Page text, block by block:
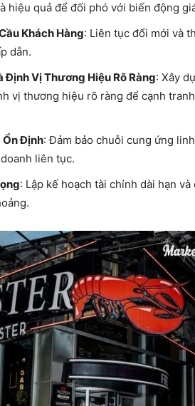
hiệu quả để đối phó với biến động
Khách Hàng: Liên tục đổi mới và
dẫn.
Vị Thương Hiệu Rõ Ràng: Xây
vị thương hiệu rõ ràng để cạnh
Ổn Định: Đảm bảo chuỗi cung ứng
liên tục.
: Lập kế hoạch tài chính dài hạn